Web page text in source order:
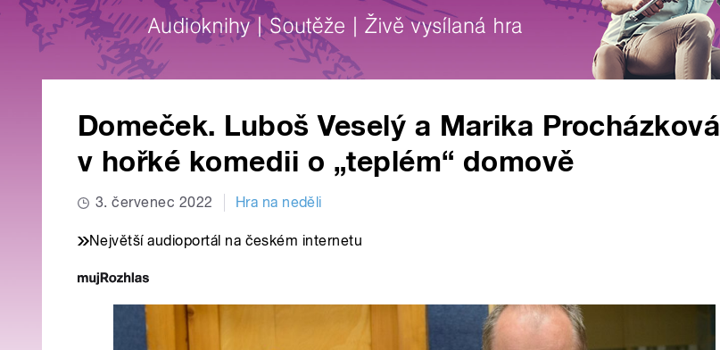
Domeček. Luboš Veselý a Marika Procházková
v hořké komedii o „teplém“ domově
3. červenec 2022 Hra na neděli
Největší audioportál na českém internetu